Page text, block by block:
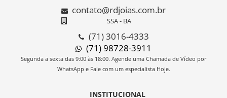
INSTITUCIONAL
contato@rdjoias.com.br
SSA - BA
(71) 3016-4333
(71) 98728-3911
Segunda a sexta das 9:00 às 18:00. Agende uma Chamada de Vídeo por
WhatsApp e Fale com um especialista Hoje.